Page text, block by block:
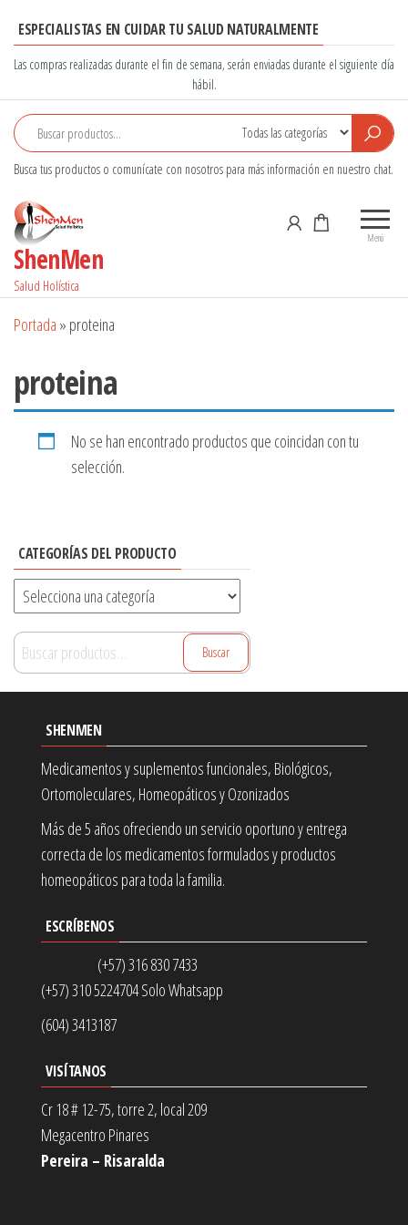
contenido
ESPECIALISTAS EN CUIDAR TU SALUD NATURALMENTE
Las compras realizadas durante el fin de semana, serán enviadas durante el siguiente día
hábil.
Busca tus productos o comunícate con nosotros para más información en nuestro chat.
ShenMen
Salud Holística
Menú
Portada » proteina
proteina
No se han encontrado productos que coincidan con tu
selección.
CATEGORÍAS DEL PRODUCTO
Buscar
por:
Buscar
SHENMEN
Medicamentos y suplementos funcionales, Biológicos,
Ortomoleculares, Homeopáticos y Ozonizados
Más de 5 años ofreciendo un servicio oportuno y entrega
correcta de los medicamentos formulados y productos
homeopáticos para toda la familia.
ESCRÍBENOS
(+57) 316 830 7433
(+57) 310 5224704 Solo Whatsapp
(604) 3413187
VISÍTANOS
Cr 18 # 12-75, torre 2, local 209
Megacentro Pinares
Pereira – Risaralda